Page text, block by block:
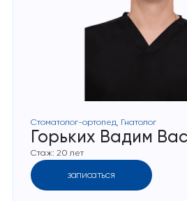
Стоматолог-ортопед, Гнатолог
Горьких Вадим
Стаж: 20 лет
записаться